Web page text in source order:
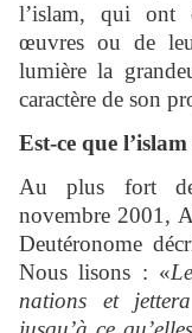
l’islam, qui ont
œuvres ou de
lumière la
caractère de son
Est-ce que
Au plus fort de
novembre 2001,
Deutéronome
Nous lisons : «
nations et